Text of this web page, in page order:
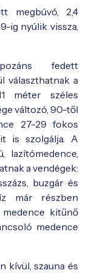
megbúvó, 2,4
ig nyúlik vissza,
fedett
választhatnak a
méter széles
változó, 90-től
27-29 fokos
is szolgálja. A
lazítómedence,
a vendégek:
buzgár és
már részben
kitűnő
medence
kívül, szauna és